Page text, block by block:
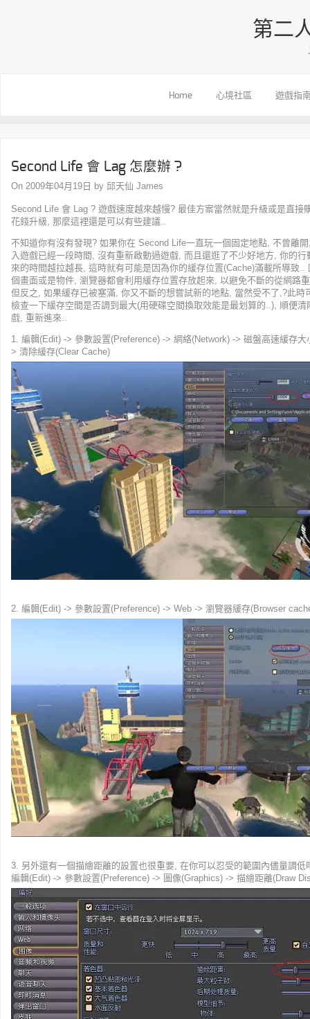
第二
Home 心境社區 遊戲指
Second Life 會 Lag 怎麼辦 ?
On 2009年04月19日 by 邱天仙 James
Second Life 會 Lag ? 遊戲速度越來越慢? 最佳方案當然就是升級或是直接
花錢升級, 那麼這裡還是可以有些建議..
不知道你有沒有發現? 如果你在 Second Life一直玩一個固定地點, 不曾離
入遊戲已經一段時間, 沒有重新啟動過遊戲, 而且還逛了不少好地方, 你的
來的時間越拉越長, 這時就有可能是因為你的緩存位置(Cache)滿載所導致
個畫面或是物件, 瀏覽器都會利用緩存位置存放起來, 以避免不斷的從網路
但反之, 如果緩存已被塞滿, 你又不斷的想嘗試新的地點, 當然受不了,?此時
檢查一下緩存空間是否調到最大(用硬碟空間換取效能是最划算的..), 順便
戲, 重新進來..
1. 編輯(Edit) -> 參數設置(Preference) -> 網絡(Network) -> 磁盤高速緩存
> 清除緩存(Clear Cache)
2. 編輯(Edit) -> 參數設置(Preference) -> Web -> 瀏覽器緩存(Browser
3. 另外還有一個描繪距離的設置也很重要, 在你可以忍受的範圍內儘量調低
編輯(Edit) -> 參數設置(Preference) -> 圖像(Graphics) -> 描繪距離(Draw